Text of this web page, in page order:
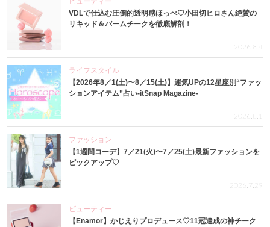
VDLで仕込む圧倒的透明感ほっぺ♡小田切ヒロさん絶賛の
リキッド＆バームチークを徹底解剖！
2026.8.4
ライフスタイル
【2026年8／1(土)〜8／15(土)】運気UPの12星座別“ファッ
ションアイテム”占い-itSnap Magazine-
2026.8.1
ファッション
【1週間コーデ】7／21(火)〜7／25(土)最新ファッションを
ピックアップ♡
2026.7.29
ビューティー
【Enamor】かじえりプロデュース♡11冠達成の神チーク